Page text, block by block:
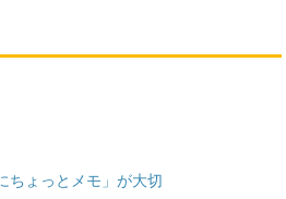
ちょっとメモ」が大切